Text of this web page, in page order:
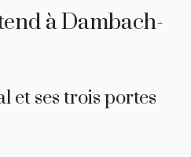
à Dambach-
et ses trois portes